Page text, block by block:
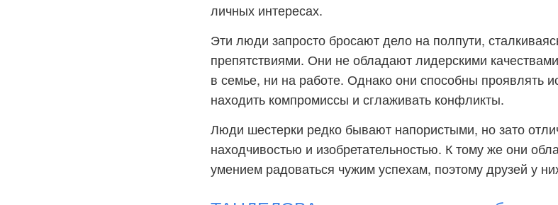
личных интересах.
Эти люди запросто бросают дело на полпути,
препятствиями. Они не обладают лидерскими
в семье, ни на работе. Однако они способны проявлять
находить компромиссы и сглаживать конфликты.
Люди шестерки редко бывают напористыми, но зато
находчивостью и изобретательностью. К тому же они
умением радоваться чужим успехам, поэтому друзей у